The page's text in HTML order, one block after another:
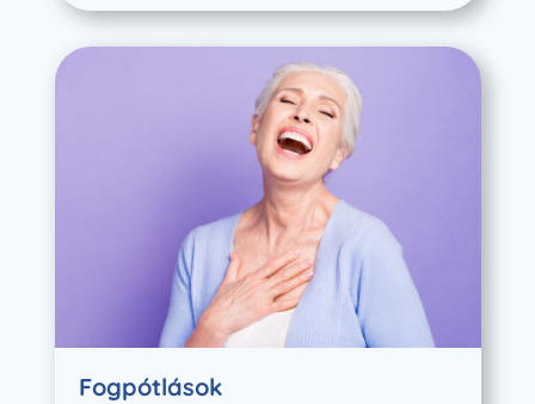
Fogpótlások